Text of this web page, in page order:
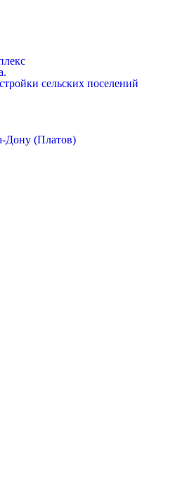
сельских поселений
Дону (Платов)